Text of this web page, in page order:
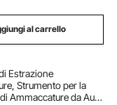
al carrello
Estrazione
Strumento per la
Ammaccature da Auto